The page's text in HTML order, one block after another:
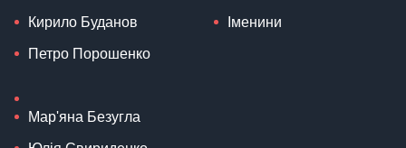
Кирило Буданов
Петро Порошенко
Мар'яна Безугла
Іменини